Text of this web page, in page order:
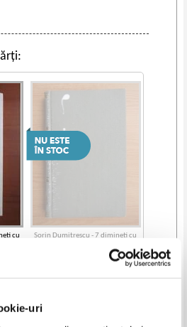
uri
cu
Sorin Dumitrescu - 7 dimineti cu